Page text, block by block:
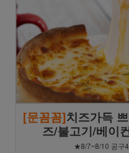
[문꼼꼼]치즈가득
즈/불고기/베이
★8/7~8/10 공구